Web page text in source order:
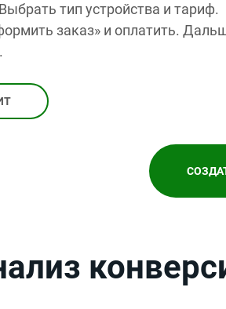
тип устройства и тариф.
заказ» и оплатить.